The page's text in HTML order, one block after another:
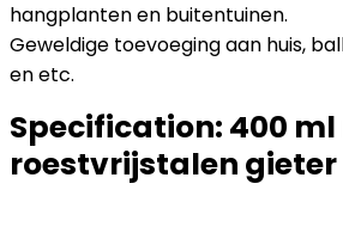
hangplanten en buitentuinen.
Geweldige toevoeging aan huis,
en etc.
Specification: 400
roestvrijstalen gieter